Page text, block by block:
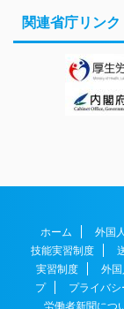
関連省庁リンク
ホーム 外国
技能実習制度
実習制度
外
プ
プライバ
労働者新聞につ